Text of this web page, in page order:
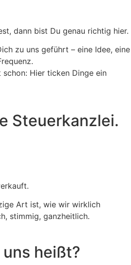
dann bist Du genau richtig hier.
zu uns geführt – eine Idee, eine
Hier ticken Dinge ein
Steuerkanzlei.
Art ist, wie wir wirklich
stimmig, ganzheitlich.
heißt?